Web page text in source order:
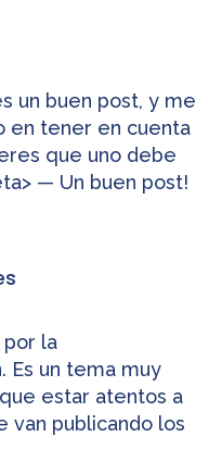
un buen post, y me
en tener en cuenta
que uno debe
— Un buen post!
por la
Es un tema muy
estar atentos a
van publicando los